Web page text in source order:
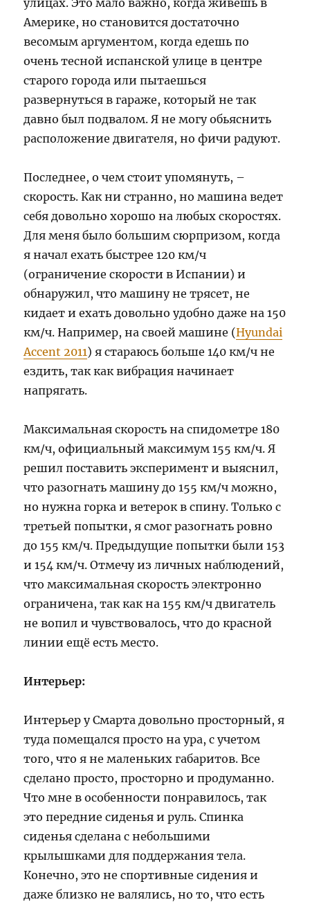
улицах. Это мало важно, когда живешь в
Америке, но становится достаточно
весомым аргументом, когда едешь по
очень тесной испанской улице в центре
старого города или пытаешься
развернуться в гараже, который не так
давно был подвалом. Я не могу обьяснить
расположение двигателя, но фичи радуют.
Последнее, о чем стоит упомянуть, –
скорость. Как ни странно, но машина ведет
себя довольно хорошо на любых скоростях.
Для меня было большим сюрпризом, когда
я начал ехать быстрее 120 км/ч
(ограничение скорости в Испании) и
обнаружил, что машину не трясет, не
кидает и ехать довольно удобно даже на 150
км/ч. Например, на своей машине (Hyundai
Accent 2011) я стараюсь больше 140 км/ч не
ездить, так как вибрация начинает
напрягать.
Максимальная скорость на спидометре 180
км/ч, официальный максимум 155 км/ч. Я
решил поставить эксперимент и выяснил,
что разогнать машину до 155 км/ч можно,
но нужна горка и ветерок в спину. Только с
третьей попытки, я смог разогнать ровно
до 155 км/ч. Предыдущие попытки были 153
и 154 км/ч. Отмечу из личных наблюдений,
что максимальная скорость электронно
ограничена, так как на 155 км/ч двигатель
не вопил и чувствовалось, что до красной
линии ещё есть место.
Интерьер:
Интерьер у Смарта довольно просторный, я
туда помещался просто на ура, с учетом
того, что я не маленьких габаритов. Все
сделано просто, просторно и продуманно.
Что мне в особенности понравилось, так
это передние сиденья и руль. Спинка
сиденья сделана с небольшими
крылышками для поддержания тела.
Конечно, это не спортивные сидения и
даже близко не валялись, но то, что есть